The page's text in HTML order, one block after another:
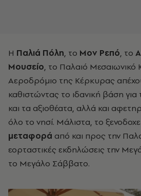
Η Παλιά Πόλη, το Μον Ρεπό, το
Μουσείο, το Παλαιό Μεσαιωνικό
Αεροδρόμιο της Κέρκυρας
καθιστώντας το ιδανική βάση
και τα αξιοθέατα, αλλά και
όλο το νησί. Μάλιστα, το
μεταφορά από και προς την
εορταστικές εκδηλώσεις την
το Μεγάλο Σάββατο.